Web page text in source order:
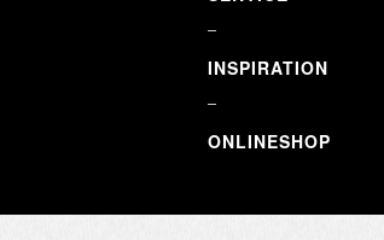
INSPIRATION
ONLINESHOP